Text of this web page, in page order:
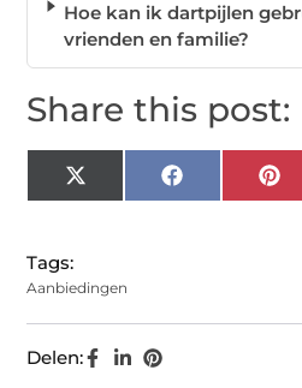
Hoe kan ik dartpijlen
vrienden en familie?
Share this post:
X
(Twitter)
Facebook
Tags:
Aanbiedingen
Delen: